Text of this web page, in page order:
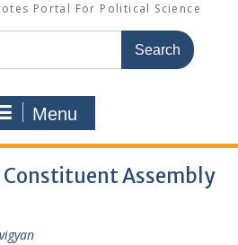
Portal For Political Science
Menu
Constituent Assembly